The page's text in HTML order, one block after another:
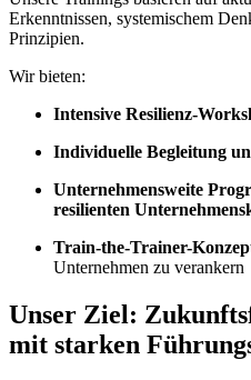
Erkenntnissen, systemischem
Prinzipien.
Wir bieten:
Intensive Resilienz-
Individuelle Begleitung
Unternehmensweite
resilienten
Train-the-Trainer-
Unternehmen zu verankern
Unser Ziel:
mit starken